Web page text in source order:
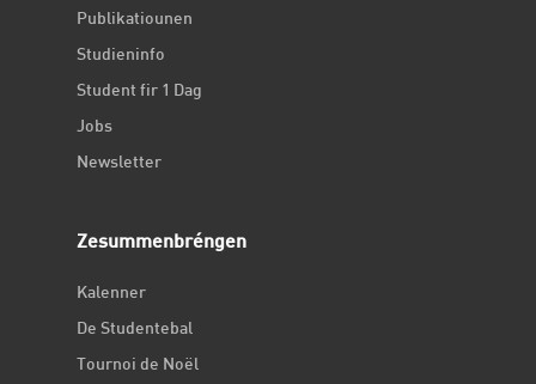
Publikatiounen
Studieninfo
Student fir 1 Dag
Jobs
Newsletter
Zesummenbréngen
Kalenner
De Studentebal
Tournoi de Noël